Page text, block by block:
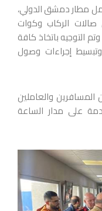
مطار دمشق الدولي،
الركاب وكوات
التوجيه باتخاذ كافة
إجراءات وصول
والعاملين
على مدار الساعة